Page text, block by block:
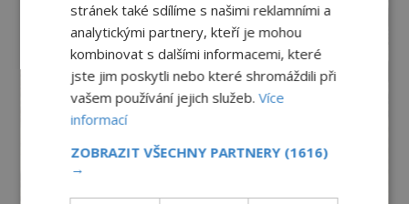
stránek také sdílíme s našimi reklamními a
analytickými partnery, kteří je mohou
kombinovat s dalšími informacemi, které
jste jim poskytli nebo které shromáždili při
vašem používání jejich služeb.Více
informací
ZOBRAZIT VŠECHNY PARTNERY (1616)
→